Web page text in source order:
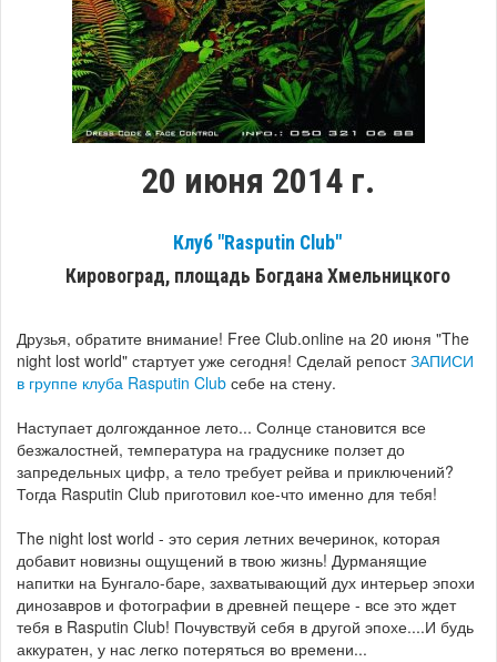
20 июня 2014 г.
Клуб "Rasputin Club"
Кировоград, площадь Богдана Хмельницкого
Друзья, обратите внимание! Free Club.online на 20 июня "The
night lost world" стартует уже сегодня! Сделай репостЗАПИСИ
в группе клуба Rasputin Club себе на стену.
Наступает долгожданное лето... Солнце становится все
безжалостней, температура на градуснике ползет до
запредельных цифр, а тело требует рейва и приключений?
Тогда Rasputin Club приготовил кое-что именно для тебя!
The night lost world - это серия летних вечеринок, которая
добавит новизны ощущений в твою жизнь! Дурманящие
напитки на Бунгало-баре, захватывающий дух интерьер эпохи
динозавров и фотографии в древней пещере - все это ждет
тебя в Rasputin Club! Почувствуй себя в другой эпохе....И будь
аккуратен, у нас легко потеряться во времени...